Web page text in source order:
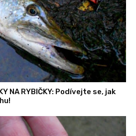
NA RYBIČKY: Podívejte se, jak